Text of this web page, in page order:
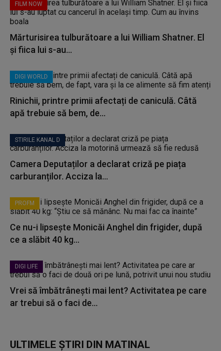
FILM NOW
Mărturisirea tulburătoare a lui William Shatner. El
și fiica lui s-au...
DIGI WORLD
Rinichii, printre primii afectați de caniculă. Câtă
apă trebuie să bem, de...
STIRILE KANAL D
Camera Deputaților a declarat criză pe piața
carburanților. Acciza la...
PROFM
Ce nu-i lipsește Monicăi Anghel din frigider, după
ce a slăbit 40 kg...
DIGI LIFE
Vrei să îmbătrânești mai lent? Activitatea pe care
ar trebui să o faci de...
ULTIMELE ȘTIRI DIN MATINAL